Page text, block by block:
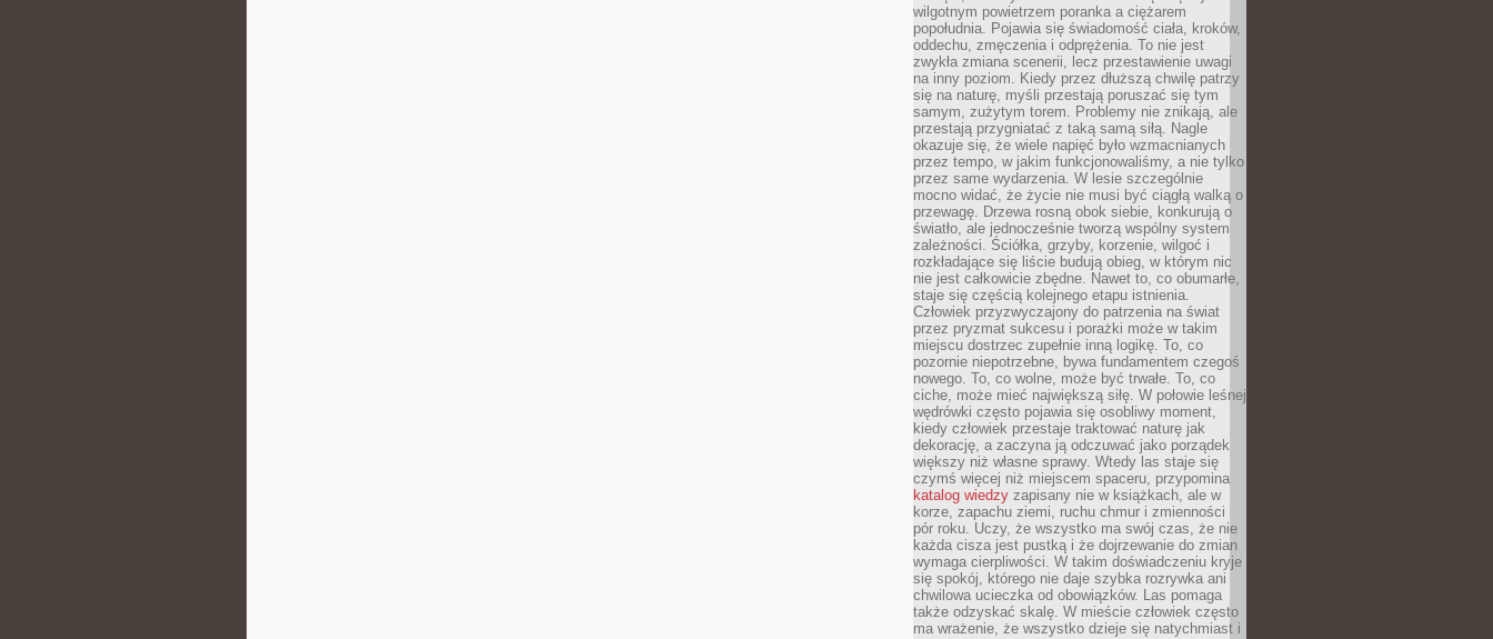
wilgotnym powietrzem poranka a ciężarem
popołudnia. Pojawia się świadomość ciała, kroków,
oddechu, zmęczenia i odprężenia. To nie jest
zwykła zmiana scenerii, lecz przestawienie uwagi
na inny poziom. Kiedy przez dłuższą chwilę patrzy
się na naturę, myśli przestają poruszać się tym
samym, zużytym torem. Problemy nie znikają, ale
przestają przygniatać z taką samą siłą. Nagle
okazuje się, że wiele napięć było wzmacnianych
przez tempo, w jakim funkcjonowaliśmy, a nie tylko
przez same wydarzenia. W lesie szczególnie
mocno widać, że życie nie musi być ciągłą walką o
przewagę. Drzewa rosną obok siebie, konkurują o
światło, ale jednocześnie tworzą wspólny system
zależności. Ściółka, grzyby, korzenie, wilgoć i
rozkładające się liście budują obieg, w którym nic
nie jest całkowicie zbędne. Nawet to, co obumarłe,
staje się częścią kolejnego etapu istnienia.
Człowiek przyzwyczajony do patrzenia na świat
przez pryzmat sukcesu i porażki może w takim
miejscu dostrzec zupełnie inną logikę. To, co
pozornie niepotrzebne, bywa fundamentem czegoś
nowego. To, co wolne, może być trwałe. To, co
ciche, może mieć największą siłę. W połowie leśnej
wędrówki często pojawia się osobliwy moment,
kiedy człowiek przestaje traktować naturę jak
dekorację, a zaczyna ją odczuwać jako porządek
większy niż własne sprawy. Wtedy las staje się
czymś więcej niż miejscem spaceru, przypomina
katalog wiedzy zapisany nie w książkach, ale w
korze, zapachu ziemi, ruchu chmur i zmienności
pór roku. Uczy, że wszystko ma swój czas, że nie
każda cisza jest pustką i że dojrzewanie do zmian
wymaga cierpliwości. W takim doświadczeniu kryje
się spokój, którego nie daje szybka rozrywka ani
chwilowa ucieczka od obowiązków. Las pomaga
także odzyskać skalę. W mieście człowiek często
ma wrażenie, że wszystko dzieje się natychmiast i